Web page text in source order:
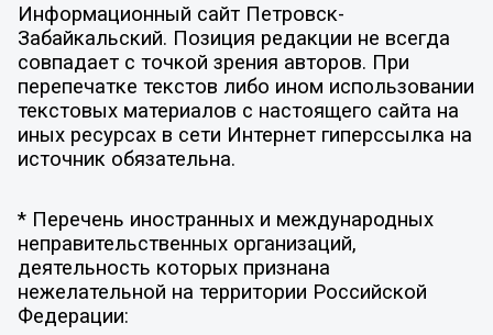
Информационный сайт Петровск-
Забайкальский. Позиция редакции не всегда
совпадает с точкой зрения авторов. При
перепечатке текстов либо ином использовании
текстовых материалов с настоящего сайта на
иных ресурсах в сети Интернет гиперссылка на
источник обязательна.
* Перечень иностранных и международных
неправительственных организаций,
деятельность которых признана
нежелательной на территории Российской
Федерации: